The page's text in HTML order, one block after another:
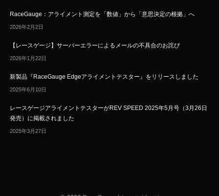
RaceGauge：アライメント測定を「数値」から「意思決定の根拠」へ
2026年2月2日
【レースゲージ】サーバーエラーによるメールの不具合のお詫び
2026年1月22日
新製品『RaceGauge Edgeアライメントテスター』をリリースしました
2025年6月10日
レースゲージアライメントテスターがREV SPEED 2025年5月号（3月26日
発売）に掲載されました
2025年3月27日